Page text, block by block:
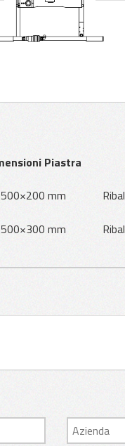
Piastra
500×200 mm
500×300 mm